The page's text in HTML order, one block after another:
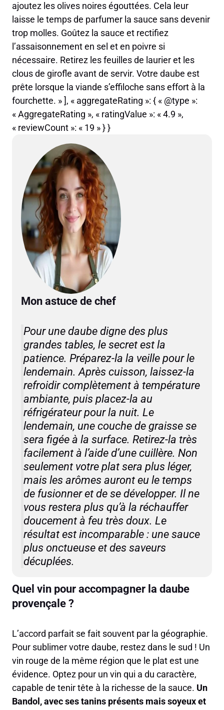
ajoutez les olives noires égouttées. Cela leur
laisse le temps de parfumer la sauce sans devenir
trop molles. Goûtez la sauce et rectifiez
l’assaisonnement en sel et en poivre si
nécessaire. Retirez les feuilles de laurier et les
clous de girofle avant de servir. Votre daube est
prête lorsque la viande s’effiloche sans effort à la
fourchette. » ], « aggregateRating »: { « @type »:
« AggregateRating », « ratingValue »: « 4.9 »,
« reviewCount »: « 19 » } }
Mon astuce de chef
Pour une daube digne des plus
grandes tables, le secret est la
patience. Préparez-la la veille pour le
lendemain. Après cuisson, laissez-la
refroidir complètement à température
ambiante, puis placez-la au
réfrigérateur pour la nuit. Le
lendemain, une couche de graisse se
sera figée à la surface. Retirez-la très
facilement à l’aide d’une cuillère. Non
seulement votre plat sera plus léger,
mais les arômes auront eu le temps
de fusionner et de se développer. Il ne
vous restera plus qu’à la réchauffer
doucement à feu très doux. Le
résultat est incomparable : une sauce
plus onctueuse et des saveurs
décuplées.
Quel vin pour accompagner la daube
provençale ?
L’accord parfait se fait souvent par la géographie.
Pour sublimer votre daube, restez dans le sud ! Un
vin rouge de la même région que le plat est une
évidence. Optez pour un vin qui a du caractère,
capable de tenir tête à la richesse de la sauce. Un
Bandol, avec ses tanins présents mais soyeux et